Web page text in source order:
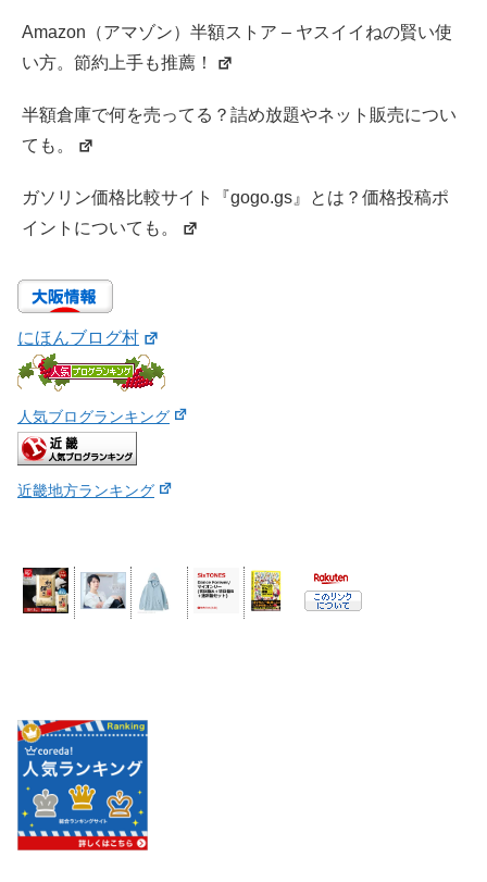
Amazon（アマゾン）半額ストア – ヤスイイねの賢い使
い方。節約上手も推薦！
半額倉庫で何を売ってる？詰め放題やネット販売につい
ても。
ガソリン価格比較サイト『gogo.gs』とは？価格投稿ポ
イントについても。
にほんブログ村
人気ブログランキング
近畿地方ランキング